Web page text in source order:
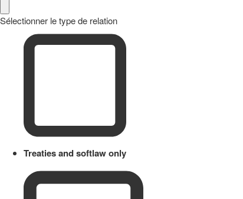
Sélectionner le type de relation
Treaties and softlaw only